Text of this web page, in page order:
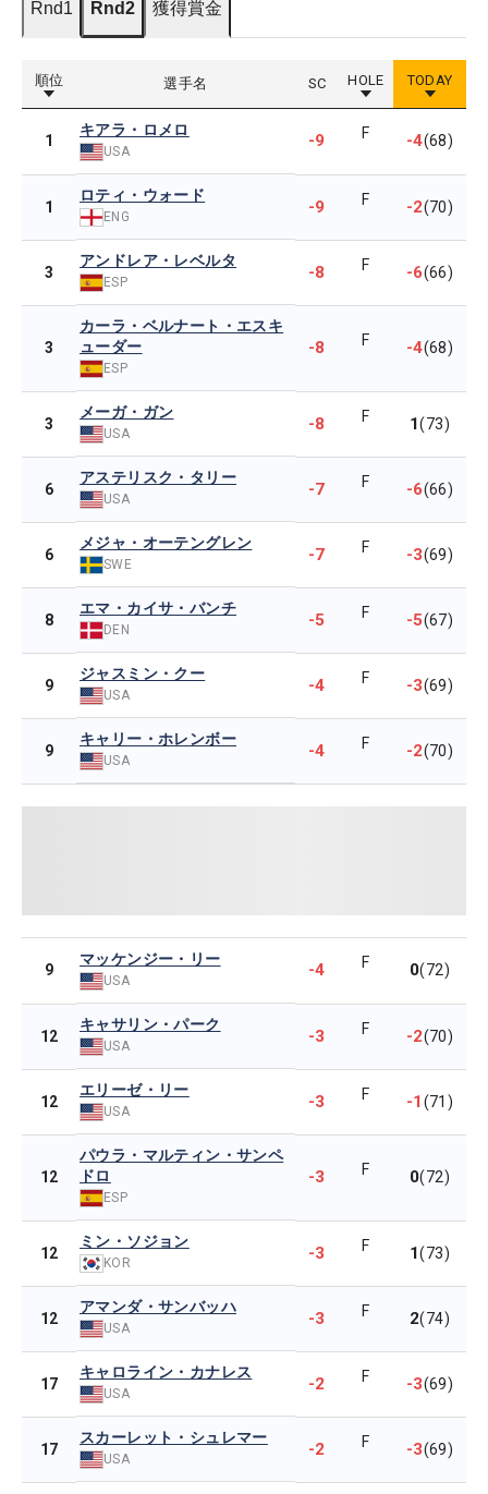
Rnd1 Rnd2 獲得賞金
順位 選手名 SC HOLE TODAY
1
キアラ・ロメロ
USA
-9 F -4(68)
1
ロティ・ウォード
ENG -9 F -2(70)
3
アンドレア・レベルタ
ESP -8 F -6(66)
3
カーラ・ベルナート・エスキ
ューダー
ESP
-8 F -4(68)
3
メーガ・ガン
USA -8 F 1(73)
6
アステリスク・タリー
USA -7 F -6(66)
6
メジャ・オーテングレン
SWE -7 F -3(69)
8
エマ・カイサ・バンチ
DEN -5 F -5(67)
9
ジャスミン・クー
USA -4 F -3(69)
9
キャリー・ホレンボー
USA -4 F -2(70)
9
マッケンジー・リー
USA
-4 F 0(72)
12
キャサリン・パーク
USA -3 F -2(70)
12
エリーゼ・リー
USA -3 F -1(71)
12
パウラ・マルティン・サンペ
ドロ
ESP
-3 F 0(72)
12
ミン・ソジョン
KOR -3 F 1(73)
12
アマンダ・サンバッハ
USA -3 F 2(74)
17
キャロライン・カナレス
USA -2 F -3(69)
17
スカーレット・シュレマー
USA -2 F -3(69)